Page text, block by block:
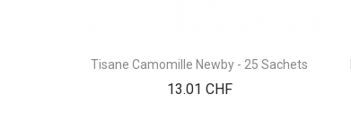
Tisane Camomille Newby - 25 Sachets
13.01 CHFPrix